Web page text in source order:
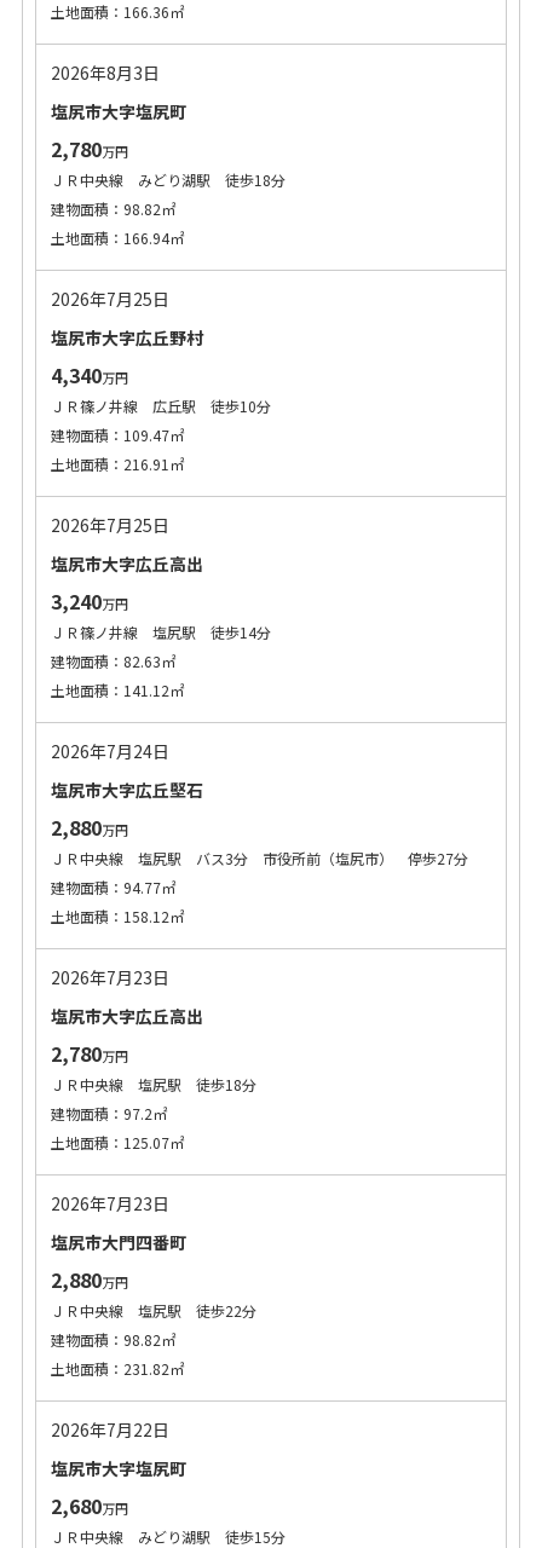
土地面積：166.36㎡
2026年8月3日
塩尻市大字塩尻町
2,780万円
ＪＲ中央線 みどり湖駅 徒歩18分
建物面積：98.82㎡
土地面積：166.94㎡
2026年7月25日
塩尻市大字広丘野村
4,340万円
ＪＲ篠ノ井線 広丘駅 徒歩10分
建物面積：109.47㎡
土地面積：216.91㎡
2026年7月25日
塩尻市大字広丘高出
3,240万円
ＪＲ篠ノ井線 塩尻駅 徒歩14分
建物面積：82.63㎡
土地面積：141.12㎡
2026年7月24日
塩尻市大字広丘堅石
2,880万円
ＪＲ中央線 塩尻駅 バス3分 市役所前（塩尻市） 停歩27分
建物面積：94.77㎡
土地面積：158.12㎡
2026年7月23日
塩尻市大字広丘高出
2,780万円
ＪＲ中央線 塩尻駅 徒歩18分
建物面積：97.2㎡
土地面積：125.07㎡
2026年7月23日
塩尻市大門四番町
2,880万円
ＪＲ中央線 塩尻駅 徒歩22分
建物面積：98.82㎡
土地面積：231.82㎡
2026年7月22日
塩尻市大字塩尻町
2,680万円
ＪＲ中央線 みどり湖駅 徒歩15分